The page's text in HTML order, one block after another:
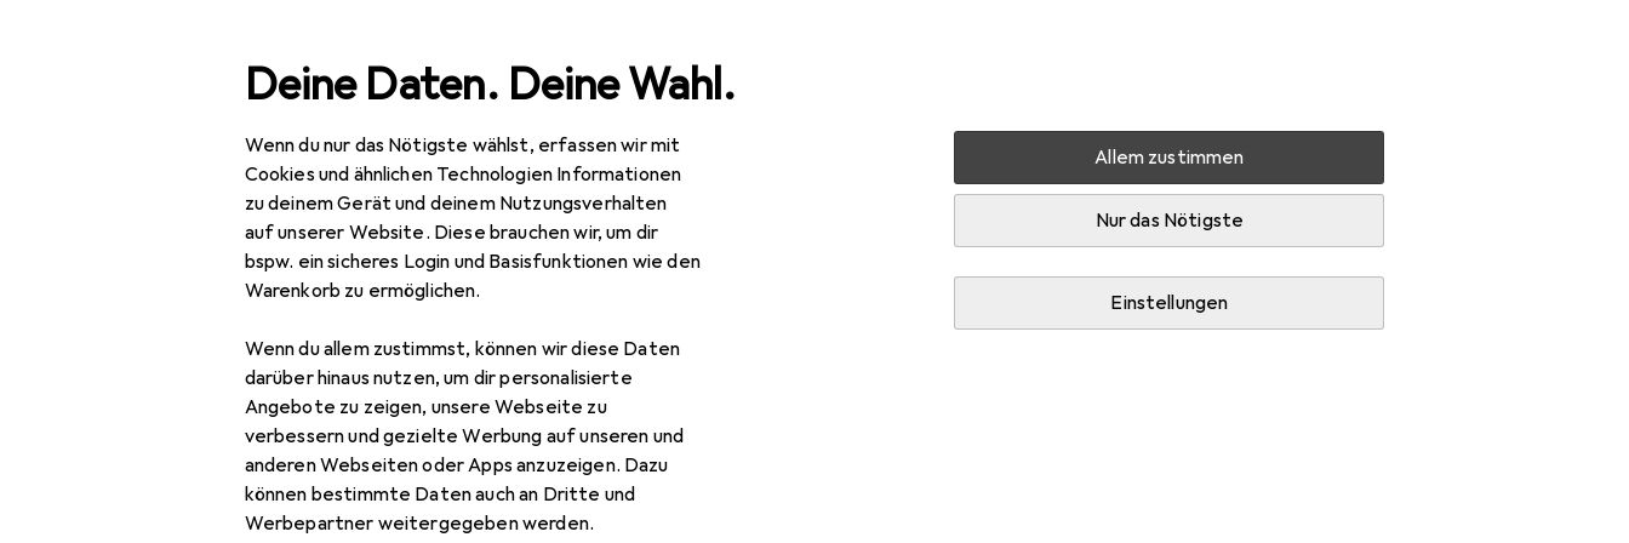
Deine Daten. Deine Wahl.
Wenn du nur das Nötigste wählst, erfassen wir mit
Cookies und ähnlichen Technologien Informationen
zu deinem Gerät und deinem Nutzungsverhalten
auf unserer Website. Diese brauchen wir, um dir
bspw. ein sicheres Login und Basisfunktionen wie den
Warenkorb zu ermöglichen.
Wenn du allem zustimmst, können wir diese Daten
darüber hinaus nutzen, um dir personalisierte
Angebote zu zeigen, unsere Webseite zu
verbessern und gezielte Werbung auf unseren und
anderen Webseiten oder Apps anzuzeigen. Dazu
können bestimmte Daten auch an Dritte und
Werbepartner weitergegeben werden.
Allem zustimmen
Nur das Nötigste
Einstellungen
Navigation nach Kategorien Gesamtsortiment Haushalt Küche Deerma SH90W
Zubehör für Deerma SH90W